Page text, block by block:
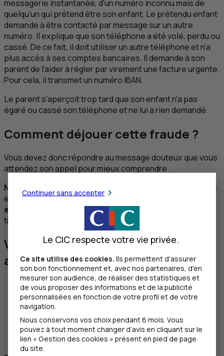
messagerie instantanée, d’un numéro inconnu mais de
quelqu’un qui prétend être son enfant. Le prétendu enfant
demande à être contacté par message sur un autre
numéro. Il explique que son téléphone a été volé, perdu ou
cassé. De ce fait, il doit utiliser un autre téléphone et n’a
plus accès à ses comptes bancaires. Il demande à son
parent de l’aider à régler par virement une facture urgente.
Pour cela, il transmet un numéro IBAN.
Le parent s’aperçoit trop tard que son enfant n’a pas
égaré ou cassé son téléphone et ne lui a rien demandé.
Comment déjouer cette fraude ?
Vous devez donc répondre au message douteux que vous
attendez son appel pour mieux comprendre.
Ne procédez à aucun virement
tant que vous n’avez pas
eu votre enfant au téléphone et qu’il ne vous a pas
expliqué de vive voix, la situation dans laquelle il se
trouve.
Vous êtes victime de cette
arnaque ?
Prenez contact sans tarder avec votre
conseiller.
Vous pouvez demander à votre agence d’effectuer
une demande de retour de fonds, sans garantie de
l’obtenir.
Porter plainte commissariat / gendarmerie.
Continuer sans accepter
Le CIC respecte votre vie privée.
Ce site utilise des cookies. Ils permettent d'assurer
son bon fonctionnement et, avec nos partenaires, d'en
mesurer son audience, de réaliser des statistiques et
de vous proposer des informations et de la publicité
personnalisées en fonction de votre profil et de votre
navigation.
Nous conservons vos choix pendant 6 mois. Vous
pouvez à tout moment changer d’avis en cliquant sur le
lien « Gestion des cookies » présent en pied de page
du site.